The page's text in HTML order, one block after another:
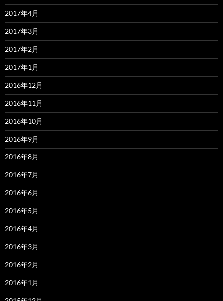
2017年4月
2017年3月
2017年2月
2017年1月
2016年12月
2016年11月
2016年10月
2016年9月
2016年8月
2016年7月
2016年6月
2016年5月
2016年4月
2016年3月
2016年2月
2016年1月